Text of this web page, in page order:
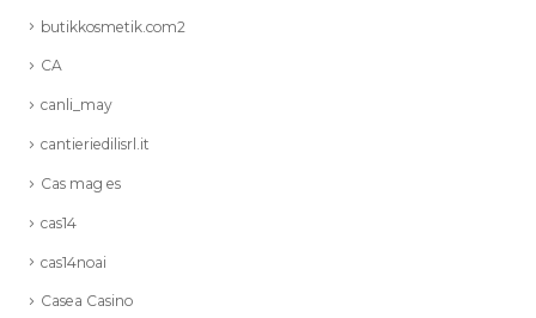
butikkosmetik.com2
CA
canli_may
cantieriedilisrl.it
Cas mag es
cas14
cas14noai
Casea Casino